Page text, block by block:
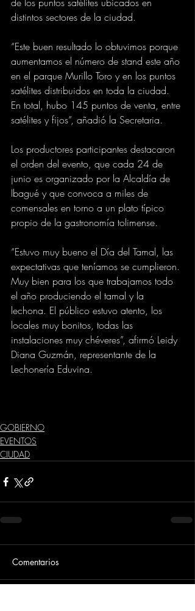
distintos sectores de la ciudad.
“Este buen resultado lo obtuvimos porque
aumentamos el número de stand este año
en el parque Murillo Toro y en los puntos
satélites distribuidos en toda la ciudad.
En total, hubo 145 puntos de venta, entre
satélites y fijos”, añadió la Secretaria.
Los productores participantes destacaron
el orden del evento, que cada 24 de
junio es organizado por la Alcaldía de
Ibagué y que convoca a miles de
comensales en torno a un plato típico
propio de la gastronomía tolimense.
“Estuvo muy bueno el Día del Tamal, las
expectativas que teníamos se cumplieron.
Muy bien para los que trabajamos todo
el año produciendo el tamal y la
lechona. El público estuvo atento, los
locales muy bonitos, todas las
instalaciones muy chéveres”, afirmó Leidy
Diana Guzmán, representante de la
Lechonería Eduvina.
GOBIERNO
EVENTOS
CIUDAD
Comentarios